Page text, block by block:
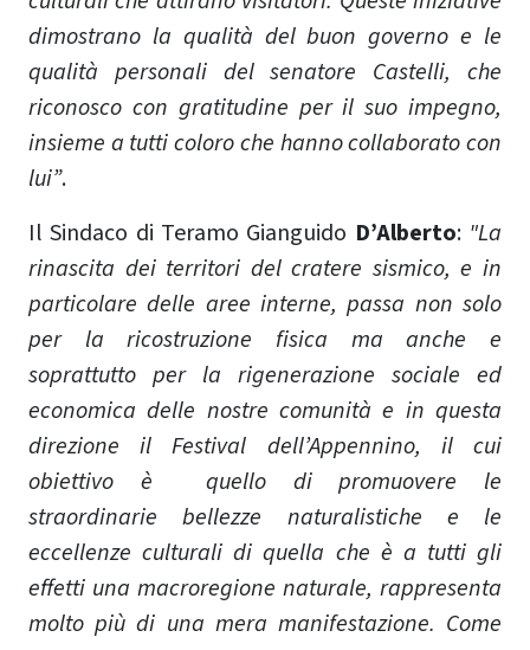
dimostrano la qualità del buon governo e le
qualità personali del senatore Castelli, che
riconosco con gratitudine per il suo impegno,
insieme a tutti coloro che hanno collaborato con
lui”.
Il Sindaco di Teramo Gianguido D’Alberto: "La
rinascita dei territori del cratere sismico, e in
particolare delle aree interne, passa non solo
per la ricostruzione fisica ma anche e
soprattutto per la rigenerazione sociale ed
economica delle nostre comunità e in questa
direzione il Festival dell’Appennino, il cui
obiettivo è quello di promuovere le
straordinarie bellezze naturalistiche e le
eccellenze culturali di quella che è a tutti gli
effetti una macroregione naturale, rappresenta
molto più di una mera manifestazione. Come